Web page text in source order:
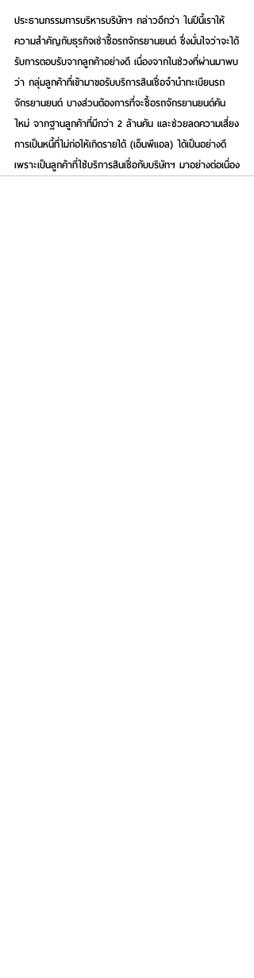
ประธานกรรมการบริหารบริษัทฯ กล่าวอีกว่า ในปีนี้เราให้
ความสำคัญกับธุรกิจเช่าซื้อรถจักรยานยนต์ ซึ่งมั่นใจว่าจะได้
รับการตอบรับจากลูกค้าอย่างดี เนื่องจากในช่วงที่ผ่านมาพบ
ว่า กลุ่มลูกค้าที่เข้ามาขอรับบริการสินเชื่อจำนำทะเบียนรถ
จักรยานยนต์ บางส่วนต้องการที่จะซื้อรถจักรยานยนต์คัน
ใหม่ จากฐานลูกค้าที่มีกว่า 2 ล้านคัน และช่วยลดความเสี่ยง
การเป็นหนี้ที่ไม่ก่อให้เกิดรายได้ (เอ็นพีแอล) ได้เป็นอย่างดี
เพราะเป็นลูกค้าที่ใช้บริการสินเชื่อกับบริษัทฯ มาอย่างต่อเนื่อง